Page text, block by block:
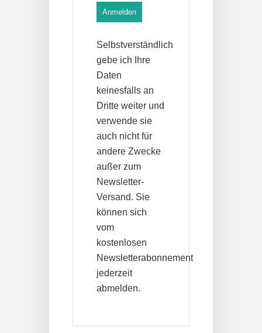
Anmelden
Selbstverständlich
gebe ich Ihre
Daten
keinesfalls an
Dritte weiter und
verwende sie
auch nicht für
andere Zwecke
außer zum
Newsletter-
Versand. Sie
können sich
vom
kostenlosen
Newsletterabonnement
jederzeit
abmelden.